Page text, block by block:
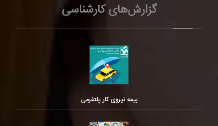
گزارش‌های کارشناسی
بیمه نیروی کار پلتفرمی